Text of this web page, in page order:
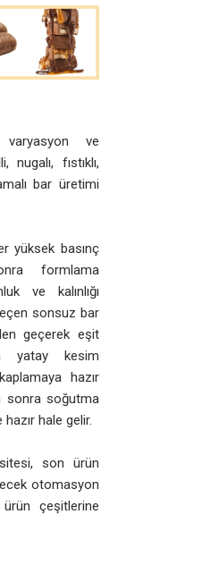
varyasyon ve
fıstıklı,
bar üretimi
yüksek basınç
formlama
ve kalınlığı
sonsuz bar
geçerek eşit
yatay kesim
hazır
sonra soğutma
hale gelir.
son ürün
otomasyon
çeşitlerine